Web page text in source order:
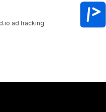
ad tracking